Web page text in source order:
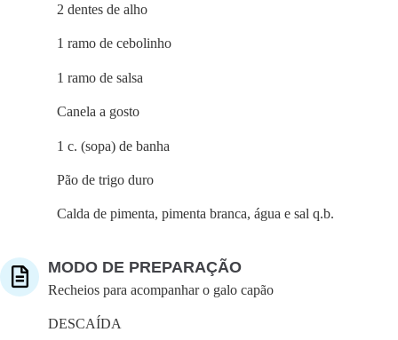
2 dentes de alho
1 ramo de cebolinho
1 ramo de salsa
Canela a gosto
1 c. (sopa) de banha
Pão de trigo duro
Calda de pimenta, pimenta branca, água e sal q.b.
MODO DE PREPARAÇÃO
Recheios para acompanhar o galo capão
DESCAÍDA